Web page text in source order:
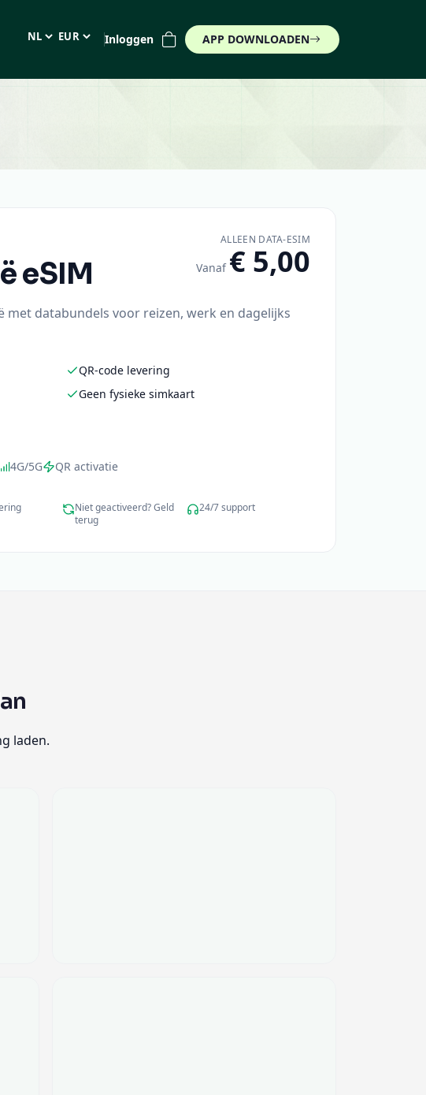
Taal EUR (€) Inloggen APP DOWNLOADEN
eSIM
ALLEEN DATA-ESIM
Vanaf € 5,00
met databundels voor reizen, werk en dagelijks
QR-code levering
Geen fysieke simkaart
4G/5G QR activatie
Niet geactiveerd? Geld
terug
24/7 support
laden.